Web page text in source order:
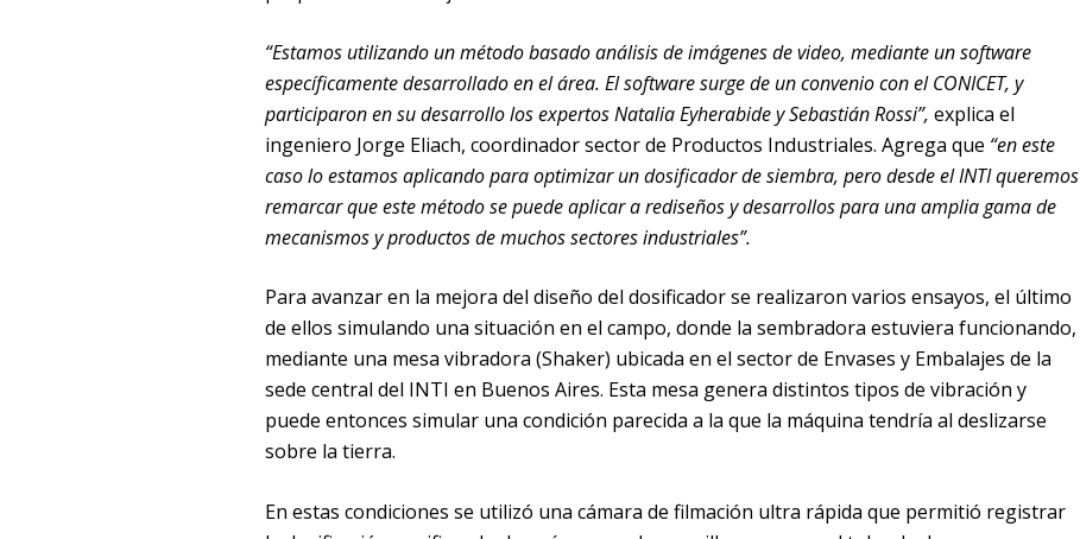
“Estamos utilizando un método basado análisis de imágenes de video, mediante un software
específicamente desarrollado en el área. El software surge de un convenio con el CONICET, y
participaron en su desarrollo los expertos Natalia Eyherabide y Sebastián Rossi”, explica el
ingeniero Jorge Eliach, coordinador sector de Productos Industriales. Agrega que “en este
caso lo estamos aplicando para optimizar un dosificador de siembra, pero desde el INTI queremos
remarcar que este método se puede aplicar a rediseños y desarrollos para una amplia gama de
mecanismos y productos de muchos sectores industriales”.
Para avanzar en la mejora del diseño del dosificador se realizaron varios ensayos, el último
de ellos simulando una situación en el campo, donde la sembradora estuviera funcionando,
mediante una mesa vibradora (Shaker) ubicada en el sector de Envases y Embalajes de la
sede central del INTI en Buenos Aires. Esta mesa genera distintos tipos de vibración y
puede entonces simular una condición parecida a la que la máquina tendría al deslizarse
sobre la tierra.
En estas condiciones se utilizó una cámara de filmación ultra rápida que permitió registrar